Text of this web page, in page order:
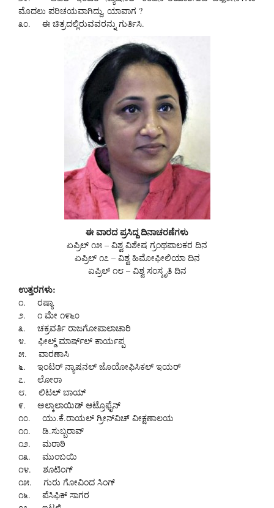
ಮೊದಲು ಪರಿಚಯವಾಗಿದ್ದು, ಯಾವಾಗ ?
೩೦. ಈ ಚಿತ್ರದಲ್ಲಿರುವವರನ್ನು ಗುರ್ತಿಸಿ.
ಈ ವಾರದ ಪ್ರಸಿದ್ದ ದಿನಾಚರಣೆಗಳು
ಏಪ್ರಿಲ್ ೧೫ – ವಿಶ್ವ ವಿಶೇಷ ಗ್ರಂಥಪಾಲಕರ ದಿನ
ಏಪ್ರಿಲ್ ೧೭ – ವಿಶ್ವ ಹಿಮೋಫೀಲಿಯಾ ದಿನ
ಏಪ್ರಿಲ್ ೧೮ – ವಿಶ್ವ ಸಂಸ್ಕೃತಿ ದಿನ
ಉತ್ತರಗಳು:
೧. ರಷ್ಯಾ
೨. ೧ ಮೇ ೧೯೬೦
೩. ಚಕ್ರವರ್ತಿ ರಾಜಗೋಪಾಲಾಚಾರಿ
೪. ಫೀಲ್ಡ್ ಮಾರ್ಷ್‌ಲ್ ಕಾರ್ಯಪ್ಪ
೫. ವಾರಣಾಸಿ
೬. ಇಂಟರ್ ನ್ಯಾಷನಲ್ ಜೊಯೋಫಿಸಿಕಲ್ ಇಯರ್
೭. ಲೋರಾ
೮. ಲಿಟಲ್ ಬಾಯ್
೯. ಅಲ್ಕಾಲಾಯಿಡ್ ಆಟ್ರೊಫೈನ್
೧೦. ಯು.ಕೆ.ರಾಯಲ್ ಗ್ರೀನ್‌ವಿಚ್ ವೀಕ್ಷಣಾಲಯ
೧೧. ಡಿ.ಸುಬ್ಬರಾವ್
೧೨. ಮರಾಠಿ
೧೩. ಮುಂಬಯಿ
೧೪. ಶೂಟಿಂಗ್
೧೫. ಗುರು ಗೋವಿಂದ ಸಿಂಗ್
೧೬. ಪೆಸಿಫಿಕ್ ಸಾಗರ